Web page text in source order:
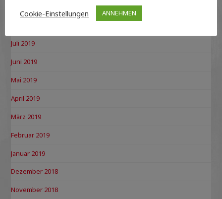
Juli 2019
Juni 2019
Mai 2019
April 2019
März 2019
Februar 2019
Januar 2019
Dezember 2018
November 2018
Cookie-Einstellungen
ANNEHMEN